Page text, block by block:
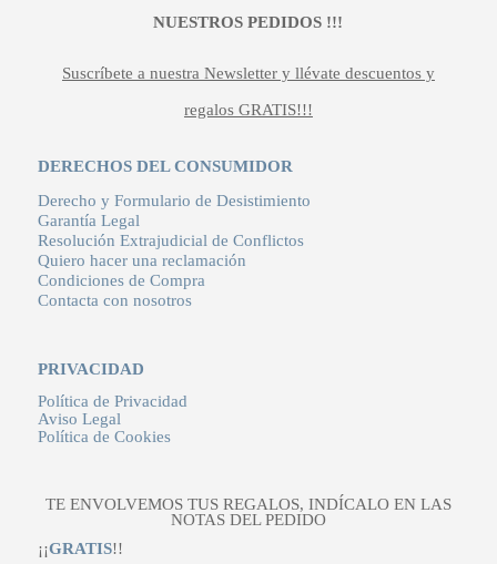
NUESTROS PEDIDOS !!!
Suscríbete a nuestra Newsletter y llévate descuentos y
regalos GRATIS!!!
DERECHOS DEL CONSUMIDOR
Derecho y Formulario de Desistimiento
Garantía Legal
Resolución Extrajudicial de Conflictos
Quiero hacer una reclamación
Condiciones de Compra
Contacta con nosotros
PRIVACIDAD
Política de Privacidad
Aviso Legal
Política de Cookies
TE ENVOLVEMOS TUS REGALOS, INDÍCALO EN LAS
NOTAS DEL PEDIDO
¡¡GRATIS!!